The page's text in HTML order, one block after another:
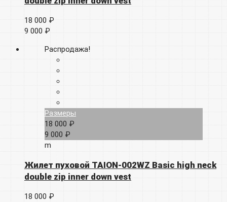
18 000 ₽
9 000 ₽
Распродажа!
Размеры
18 000 ₽
9 000 ₽
m
Жилет пуховой TAION-002WZ Basic high neck
double zip inner down vest
18 000 ₽